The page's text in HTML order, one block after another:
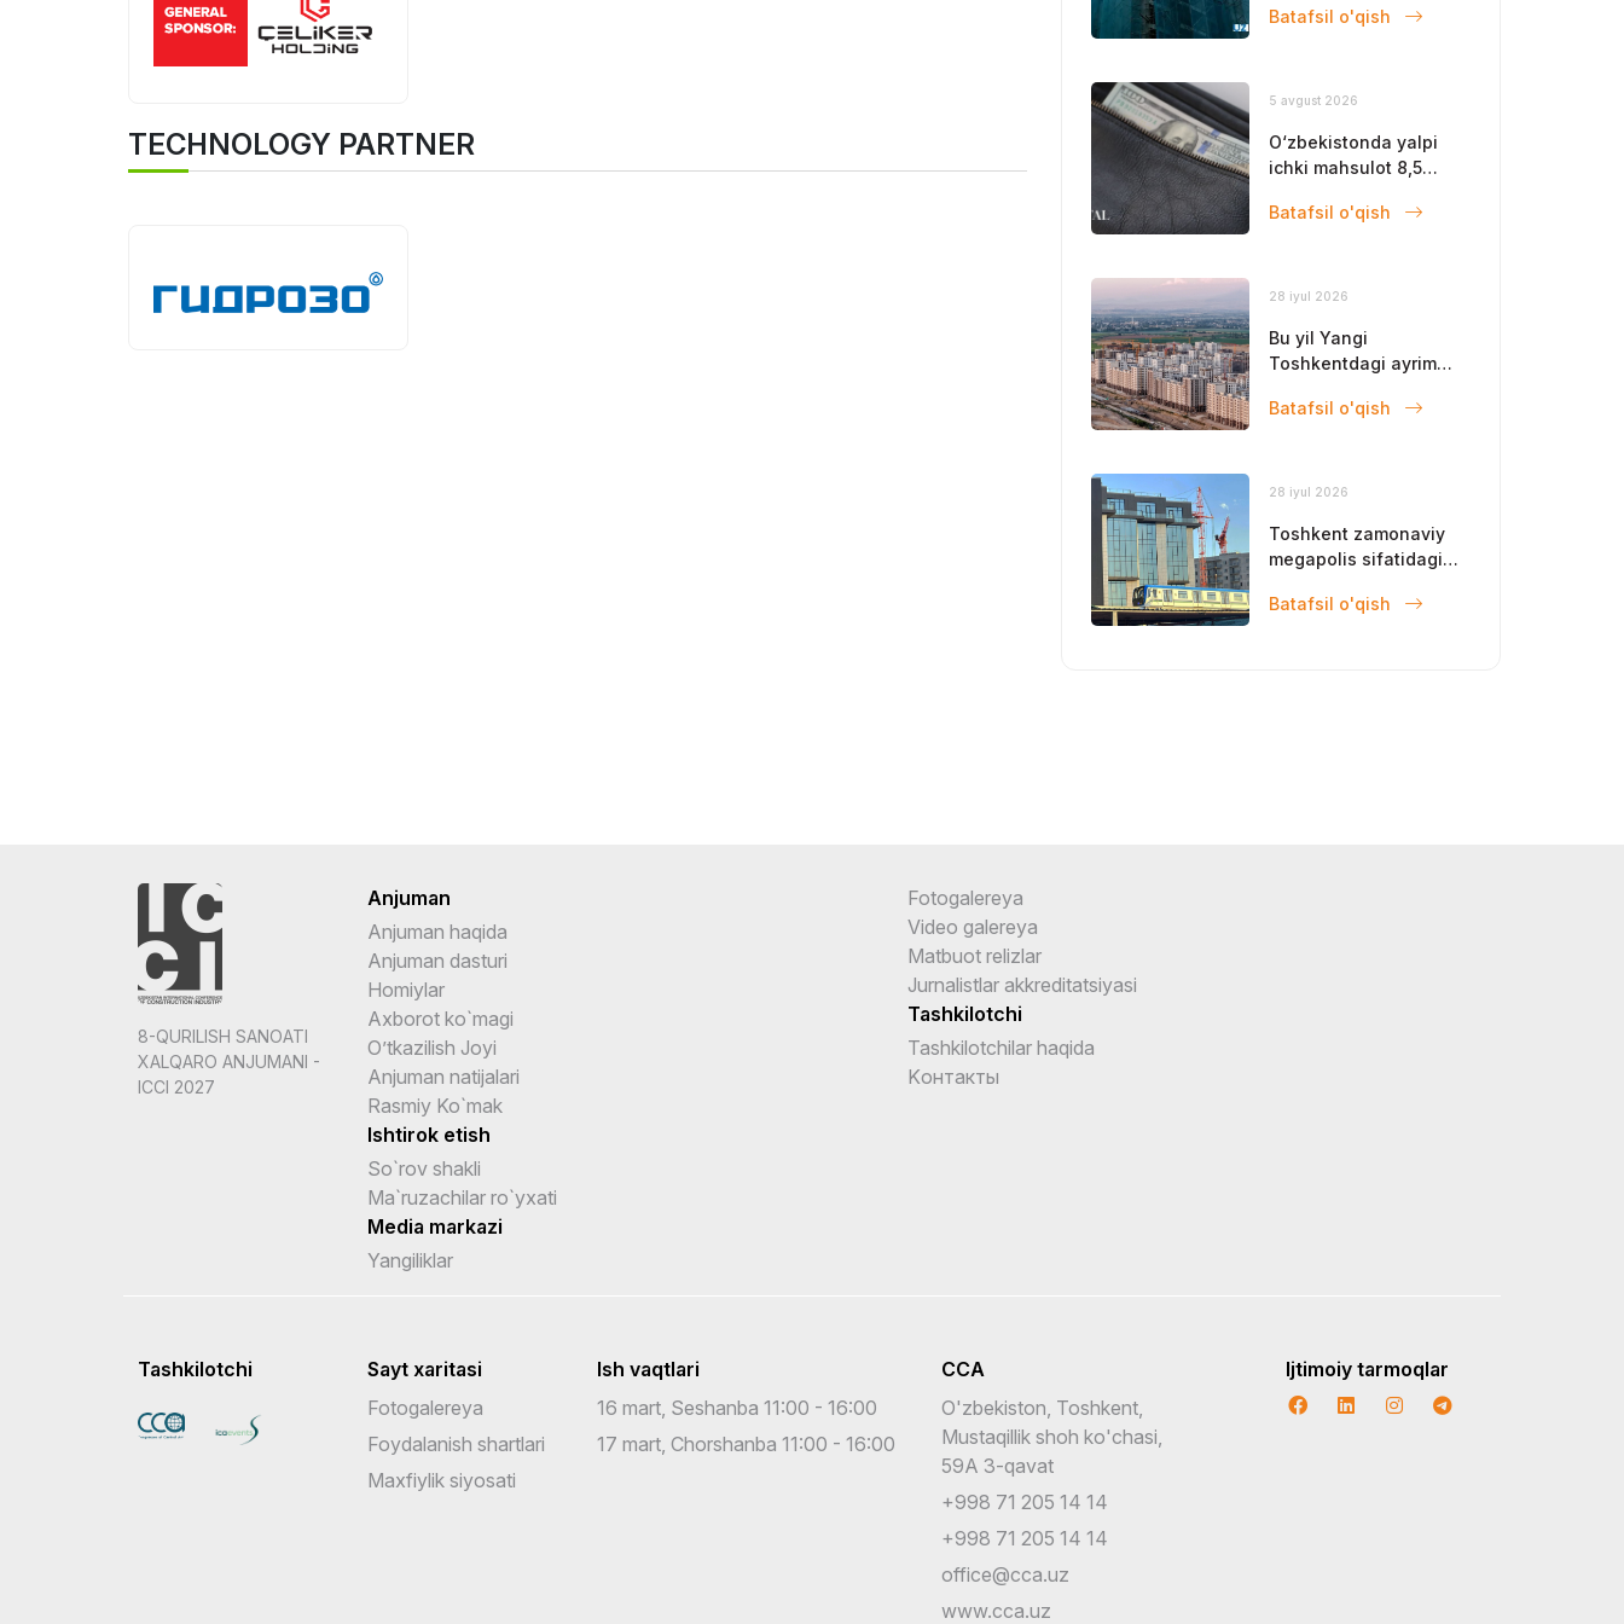
TECHNOLOGY PARTNER
qoldi
Batafsil o'qish
5 avgust 2026
O‘zbekistonda yalpi
ichki mahsulot 8,5
Batafsil o'qish
28 iyul 2026
Bu yil Yangi
Toshkentdagi ayrim
tushadi
Batafsil o'qish
28 iyul 2026
Toshkent zamonaviy
megapolis sifatidagi
mustahkamlamoqda
Batafsil o'qish
8-QURILISH SANOATI
XALQARO ANJUMANI -
ICCI 2027
Anjuman
Anjuman haqida
Anjuman dasturi
Homiylar
Axborot ko`magi
O’tkazilish Joyi
Anjuman natijalari
Rasmiy Ko`mak
Ishtirok etish
So`rov shakli
Ma`ruzachilar ro`yxati
Media markazi
Yangiliklar
Fotogalereya
Video galereya
Matbuot relizlar
Jurnalistlar akkreditatsiyasi
Tashkilotchi
Tashkilotchilar haqida
Kонтакты
Tashkilotchi
Sayt xaritasi
Fotogalereya
Foydalanish shartlari
Maxfiylik siyosati
Ish vaqtlari
16 mart, Seshanba 11:00 - 16:00
17 mart, Chorshanba 11:00 - 16:00
CCA
O'zbekiston, Toshkent,
Mustaqillik shoh ko'chasi,
59A 3-qavat
+998 71 205 14 14
+998 71 205 14 14
office@cca.uz
www.cca.uz
Ijtimoiy tarmoqlar